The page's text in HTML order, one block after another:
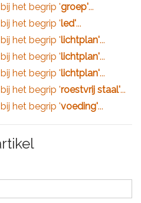
het begrip 'groep'...
het begrip 'led'...
het begrip 'lichtplan'...
het begrip 'lichtplan'...
het begrip 'lichtplan'...
het begrip 'roestvrij staal'...
het begrip 'voeding'...